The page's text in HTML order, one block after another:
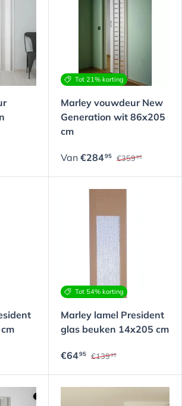
Tot 21% korting
Marley vouwdeur New
Generation wit 86x205
cm
Van €28495 €35995
Tot 54% korting
Marley lamel President
glas beuken 14x205 cm
€6495 €13995